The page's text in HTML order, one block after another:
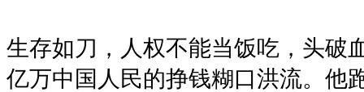
生存如刀，人权不能当饭吃，头破
亿万中国人民的挣钱糊口洪流。他